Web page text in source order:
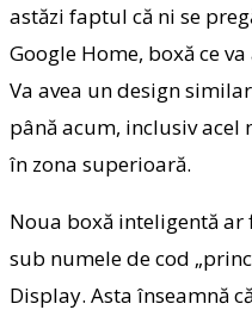
astăzi faptul că ni se
Google Home, boxă ce
Va avea un design
până acum, inclusiv
în zona superioară.
Noua boxă inteligentă
sub numele de cod
Display. Asta înseamnă